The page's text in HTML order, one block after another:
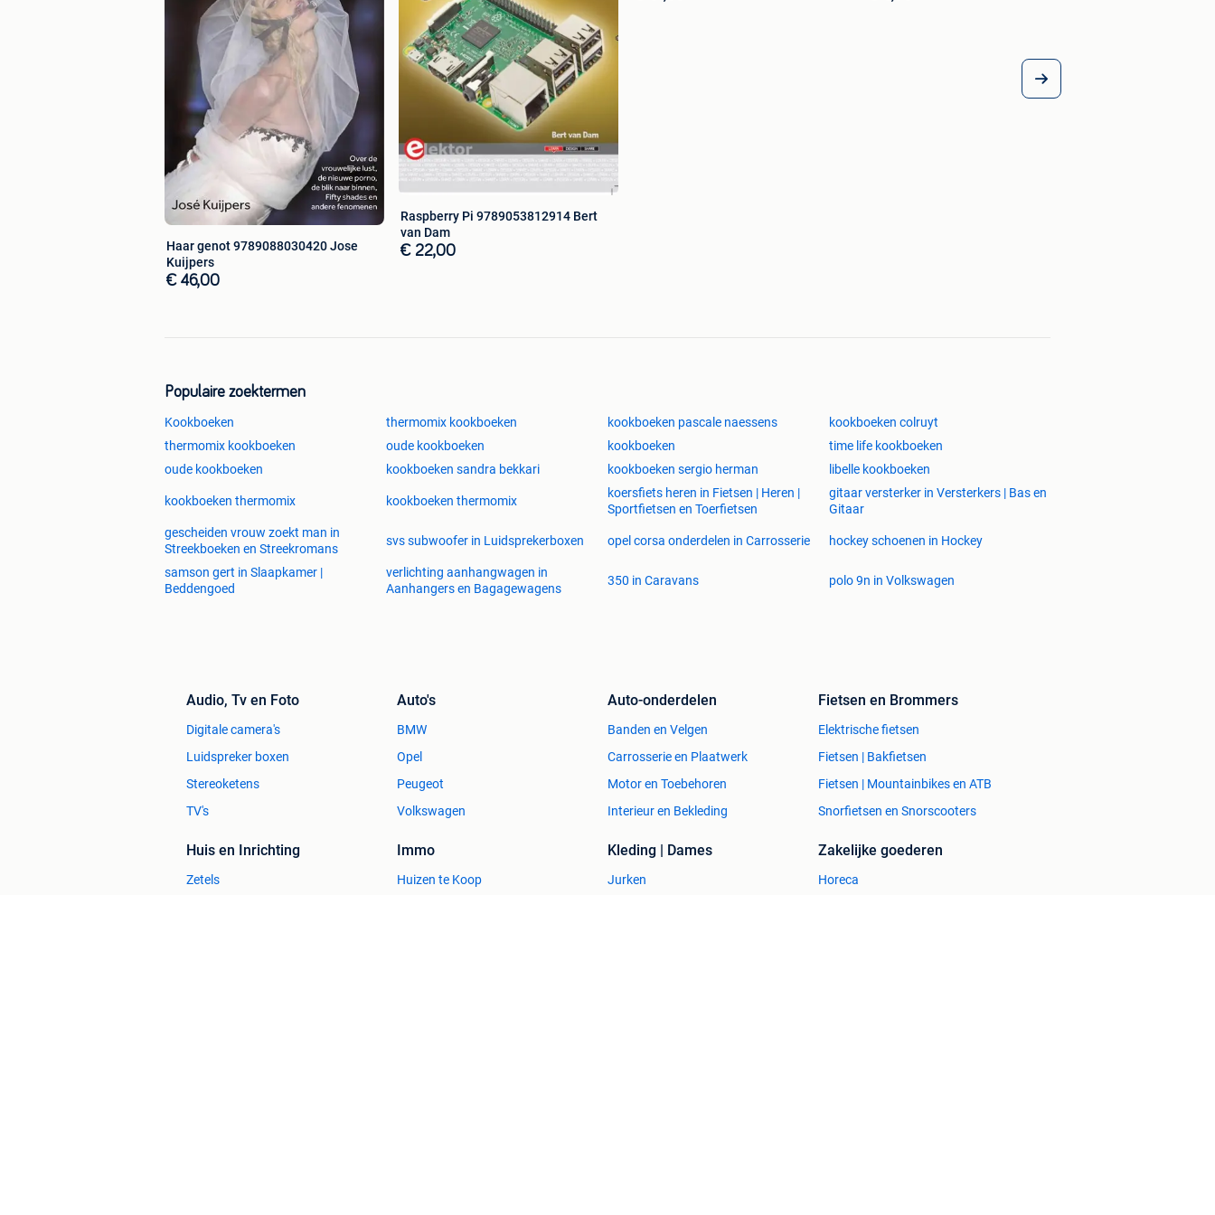
Haar genot 9789088030420 Jose
Kuijpers
€ 46,00
Raspberry Pi 9789053812914 Bert
van Dam
€ 22,00
Populaire zoektermen
Kookboeken thermomix kookboeken kookboeken pascale naessens
kookboeken colruyt
thermomix kookboeken
oude kookboeken kookboeken
time life kookboeken
oude kookboeken
kookboeken sandra bekkari kookboeken sergio herman libelle kookboeken
kookboeken thermomix kookboeken thermomix
koersfiets heren in Fietsen | Heren |
Sportfietsen en Toerfietsen
gitaar versterker in Versterkers | Bas en
Gitaar
gescheiden vrouw zoekt man in
Streekboeken en Streekromans
svs subwoofer in Luidsprekerboxen opel corsa onderdelen in Carrosserie hockey schoenen in Hockey
samson gert in Slaapkamer |
Beddengoed
verlichting aanhangwagen in
Aanhangers en Bagagewagens
350 in Caravans polo 9n in Volkswagen
Audio, Tv en Foto
Digitale camera's
Luidspreker boxen
Stereoketens
TV's
Auto's
BMW
Opel
Peugeot
Volkswagen
Auto-onderdelen
Banden en Velgen
Carrosserie en Plaatwerk
Motor en Toebehoren
Interieur en Bekleding
Fietsen en Brommers
Elektrische fietsen
Fietsen | Bakfietsen
Fietsen | Mountainbikes en ATB
Snorfietsen en Snorscooters
Huis en Inrichting
Zetels
Immo
Huizen te Koop
Kleding | Dames
Jurken
Zakelijke goederen
Horeca